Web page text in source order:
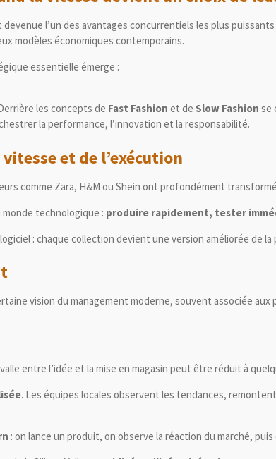
l’un des avantages concurrentiels les plus
modèles économiques contemporains.
essentielle émerge :
les concepts de Fast Fashion et de Slow Fashion se
la performance, l’innovation et la responsabilité.
et de l’exécution
comme Zara, H&M ou Shein ont profondément
monde technologique : produire rapidement, tester
: chaque collection devient une version améliorée de
vision du management moderne, souvent associée aux
entre l’idée et la mise en magasin peut être réduit à
. Les équipes locales observent les tendances,
: on lance un produit, on observe la réaction du marché,